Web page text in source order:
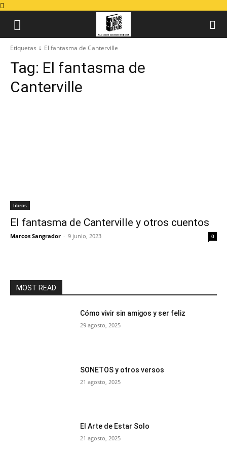
Etiquetas El fantasma de Canterville
Tag: El fantasma de
Canterville
libros
El fantasma de Canterville y otros cuentos
Marcos Sangrador - 9 junio, 2023 0
MOST READ
Cómo vivir sin amigos y ser feliz
29 agosto, 2025
SONETOS y otros versos
21 agosto, 2025
El Arte de Estar Solo
21 agosto, 2025